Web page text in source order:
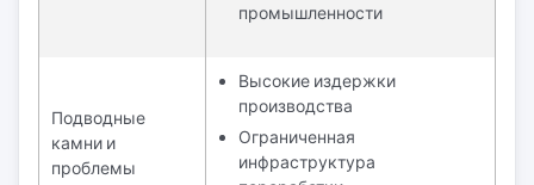
промышленности
Подводные
камни и
проблемы
Высокие издержки
производства
Ограниченная
инфраструктура